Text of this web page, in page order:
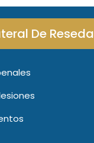
De Reseda